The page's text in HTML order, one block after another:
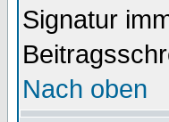
Signatur
Nach oben